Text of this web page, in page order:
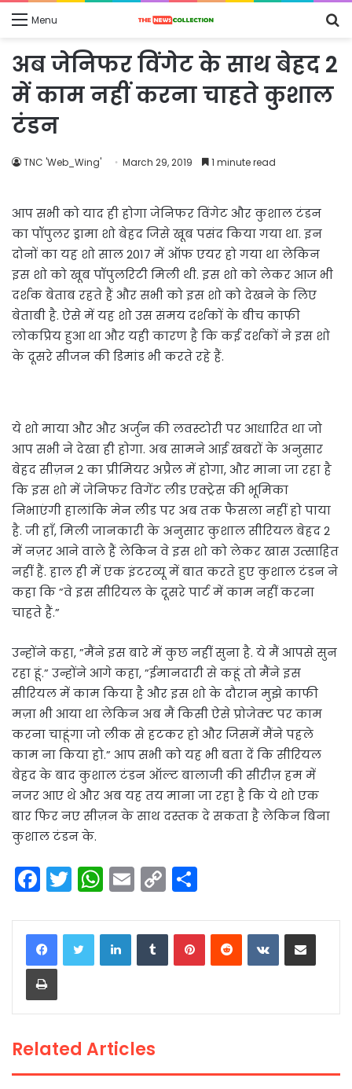
Menu
अब जेनिफर विंगेट के साथ बेहद 2
में काम नहीं करना चाहते कुशाल
टंडन
TNC 'Web_Wing' March 29, 2019 1 minute read
आप सभी को याद ही होगा जेनिफर विंगेट और कुशाल टंडन
का पॉपुलर ड्रामा शो बेहद जिसे खूब पसंद किया गया था. इन
दोनों का यह शो साल 2017 में ऑफ एयर हो गया था लेकिन
इस शो को खूब पॉपुलरिटी मिली थी. इस शो को लेकर आज भी
दर्शक बेताब रहते हैं और सभी को इस शो को देखने के लिए
बेताबी है. ऐसे में यह शो उस समय दर्शकों के बीच काफी
लोकप्रिय हुआ था और यही कारण है कि कई दर्शकों ने इस शो
के दूसरे सीजन की डिमांड भी करते रहे हैं.
ये शो माया और और अर्जुन की लवस्टोरी पर आधारित था जो
आप सभी ने देखा ही होगा. अब सामने आई खबरों के अनुसार
बेहद सीज़न 2 का प्रीमियर अप्रैल में होगा, और माना जा रहा है
कि इस शो में जेनिफर विगेंट लीड एक्ट्रेस की भूमिका
निभाएंगी हालांकि मेन लीड पर अब तक फैसला नहीं हो पाया
है. जी हाँ, मिली जानकारी के अनुसार कुशाल सीरियल बेहद 2
में नज़र आने वाले हैं लेकिन वे इस शो को लेकर खास उत्साहित
नहीं हैं. हाल ही में एक इंटरव्यू में बात करते हुए कुशाल टंडन ने
कहा कि ”वे इस सीरियल के दूसरे पार्ट में काम नहीं करना
चाहते हैं.”
उन्होंने कहा, ”मैंने इस बारे में कुछ नहीं सुना है. ये मैं आपसे सुन
रहा हूं.” उन्होंने आगे कहा, ”ईमानदारी से कहूं तो मैंने इस
सीरियल में काम किया है और इस शो के दौरान मुझे काफी
मज़ा भी आया था लेकिन अब मैं किसी ऐसे प्रोजेक्ट पर काम
करना चाहूंगा जो लीक से हटकर हो और जिसमें मैंने पहले
काम ना किया हो.” आप सभी को यह भी बता दें कि सीरियल
बेहद के बाद कुशाल टंडन ऑल्ट बालाजी की सीरीज़ हम में
नजर आए थे और अब यह तय माना जा रहा है कि ये शो एक
बार फिर नए सीज़न के साथ दस्तक दे सकता है लेकिन बिना
कुशाल टंडन के.
F
a
c
e
b
o
k
T
w
itt
er
W
h
a
ts
p
E
m
ai
C
o
p
n
ar
LinkedInTumblrPinterestReddit VKontakteShare via Email
Print
Related Articles